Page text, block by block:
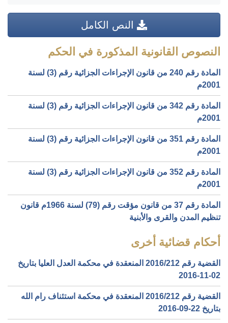
النص الكامل
النصوص القانونية المذكورة في الحكم
المادة رقم 240 من قانون الإجراءات الجزائية رقم (3) لسنة
2001م
المادة رقم 342 من قانون الإجراءات الجزائية رقم (3) لسنة
2001م
المادة رقم 351 من قانون الإجراءات الجزائية رقم (3) لسنة
2001م
المادة رقم 352 من قانون الإجراءات الجزائية رقم (3) لسنة
2001م
المادة رقم 37 من قانون مؤقت رقم (79) لسنة 1966م قانون
تنظيم المدن والقرى والأبنية
أحكام قضائية أخرى
القضية رقم ‎212‏/‎2016‏ المنعقدة في محكمة العدل العليا بتاريخ
‎2016-11-02‏
القضية رقم ‎212‏/‎2016‏ المنعقدة في محكمة استئناف رام الله
بتاريخ ‎2016-09-22‏